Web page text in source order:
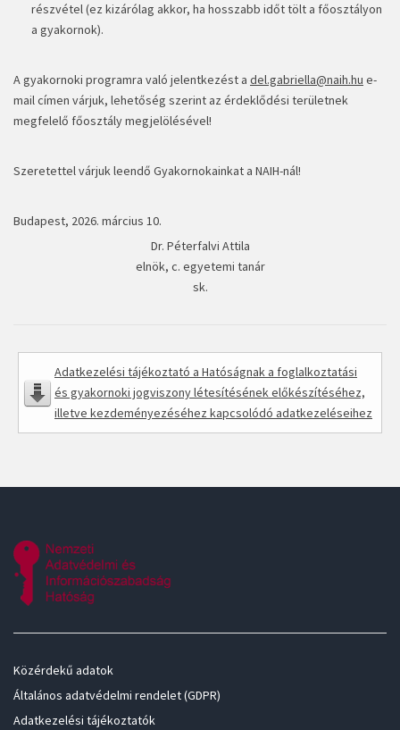
részvétel (ez kizárólag akkor, ha hosszabb időt tölt a főosztályon
a gyakornok).
A gyakornoki programra való jelentkezést a del.gabriella@naih.hu e-
mail címen várjuk, lehetőség szerint az érdeklődési területnek
megfelelő főosztály megjelölésével!
Szeretettel várjuk leendő Gyakornokainkat a NAIH-nál!
Budapest, 2026. március 10.
Dr. Péterfalvi Attila
elnök, c. egyetemi tanár
sk.
Adatkezelési tájékoztató a Hatóságnak a foglalkoztatási
és gyakornoki jogviszony létesítésének előkészítéséhez,
illetve kezdeményezéséhez kapcsolódó adatkezeléseihez
Közérdekű adatok
Általános adatvédelmi rendelet (GDPR)
Adatkezelési tájékoztatók